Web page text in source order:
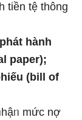
tiền tệ thông
hành
paper);
(bill of
mức nợ